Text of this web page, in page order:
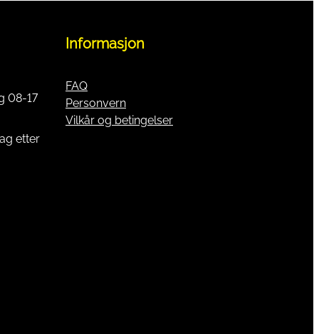
08-17
etter
Informasjon
FAQ
Personvern
Vilkår og betingelser